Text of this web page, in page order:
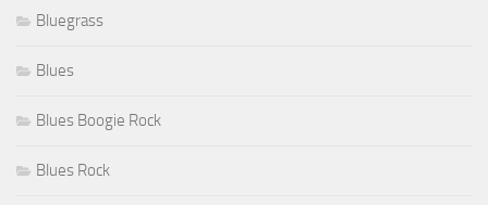
Bluegrass
Blues
Blues Boogie Rock
Blues Rock